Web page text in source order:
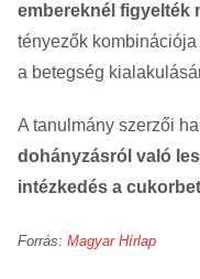
embereknél figyelték
tényezők
a betegség
A tanulmány szerzői
dohányzásról való
intézkedés a
Forrás: Magyar Hírlap